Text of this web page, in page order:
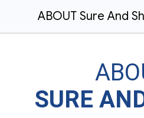
ABOUT Sure And
SURE